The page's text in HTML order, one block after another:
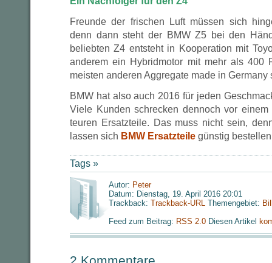
Freunde der frischen Luft müssen sich
denn dann steht der BMW Z5 bei den
beliebten Z4 entsteht in Kooperation mit
anderem ein Hybridmotor mit mehr als 400
meisten anderen Aggregate made in Germany
BMW hat also auch 2016 für jeden
Viele Kunden schrecken dennoch vor
teuren Ersatzteile. Das muss nicht sein,
lassen sich BMW Ersatzteile günstig
Tags »
Autor: Peter
Datum: Dienstag, 19. April 2016 20:01
Trackback: Trackback-URL Themengebiet:
Feed zum Beitrag: RSS 2.0 Diesen Artikel